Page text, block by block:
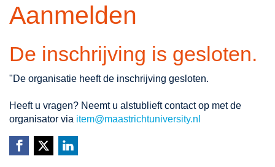
Aanmelden
De inschrijving is gesloten.
"De organisatie heeft de inschrijving gesloten.
Heeft u vragen? Neemt u alstublieft contact op met de
organisator via item@maastrichtuniversity.nl